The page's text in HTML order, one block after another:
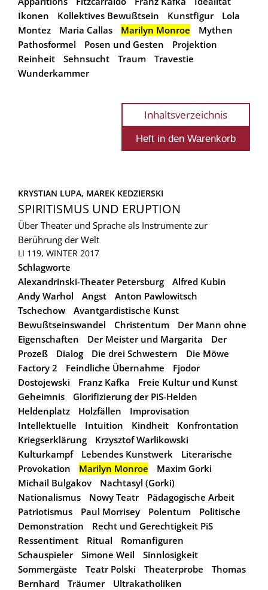
Ikonen
Kollektives Bewußtsein Kunstfigur
Lola
Montez
Maria Callas Marilyn Monroe
Mythen
Pathosformel
Posen und Gesten
Projektion
Reinheit
Sehnsucht Traum
Travestie
Wunderkammer
Inhaltsverzeichnis
KRYSTIAN LUPA, MAREK KEDZIERSKI
SPIRITISMUS UND ERUPTION
Über Theater und Sprache als Instrumente zur
Berührung der Welt
LI 119, WINTER 2017
Schlagworte
Alexandrinski-Theater Petersburg
Alfred Kubin
Andy Warhol
Angst
Anton Pawlowitsch
Tschechow
Avantgardistische Kunst
Bewußtseinswandel
Christentum
Der Mann ohne
Eigenschaften
Der Meister und Margarita
Der
Prozeß
Dialog Die drei Schwestern
Die Möwe
Factory 2
Feindliche Übernahme
Fjodor
Dostojewski
Franz Kafka
Freie Kultur und Kunst
Geheimnis
Glorifizierung der PiS-Helden
Heldenplatz
Holzfällen
Improvisation
Intellektuelle
Intuition Kindheit
Konfrontation
Kriegserklärung
Krzysztof Warlikowski
Kulturkampf
Lebendes Kunstwerk
Literarische
Provokation
Marilyn Monroe
Maxim Gorki
Michail Bulgakov
Nachtasyl (Gorki)
Nationalismus
Nowy Teatr
Pädagogische Arbeit
Patriotismus
Paul Morrisey Polentum
Politische
Demonstration
Recht und Gerechtigkeit PiS
Ressentiment
Ritual
Romanfiguren
Schauspieler
Simone Weil
Sinnlosigkeit
Sommergäste
Teatr Polski Theaterprobe
Thomas
Bernhard
Träumer Ultrakatholiken